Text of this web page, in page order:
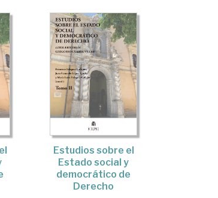
Estudios sobre el
Estado social y
democrático de
Derecho